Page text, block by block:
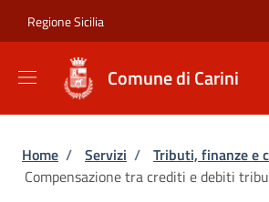
Regione Sicilia
Comune di Carini
Briciole di pane
Home / Servizi / Tributi, finanze e
Compensazione tra crediti e debiti